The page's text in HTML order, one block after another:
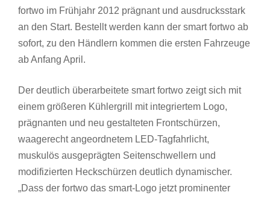
fortwo im Frühjahr 2012 prägnant und ausdrucksstark
an den Start. Bestellt werden kann der smart fortwo ab
sofort, zu den Händlern kommen die ersten Fahrzeuge
ab Anfang April.
Der deutlich überarbeitete smart fortwo zeigt sich mit
einem größeren Kühlergrill mit integriertem Logo,
prägnanten und neu gestalteten Frontschürzen,
waagerecht angeordnetem LED-Tagfahrlicht,
muskulös ausgeprägten Seitenschwellern und
modifizierten Heckschürzen deutlich dynamischer.
„Dass der fortwo das smart-Logo jetzt prominenter